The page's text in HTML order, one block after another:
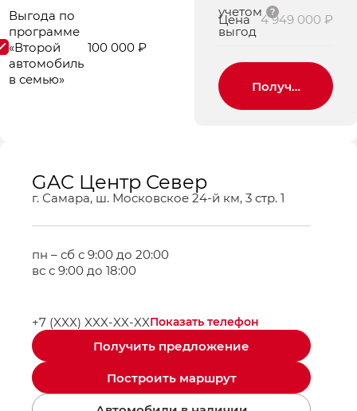
100 000 ₽
Выгода по
программе
«Второй
автомобиль
в семью»
учетом
выгод
Цена
4 949 000 ₽
Получить
GAC Центр Север
г. Самара, ш. Московское 24-й км, 3 стр. 1
пн – сб с 9:00 до 20:00
вс с 9:00 до 18:00
Показать телефон
+7 (XXX) XXX-XX-XX
Получить предложение
Построить маршрут